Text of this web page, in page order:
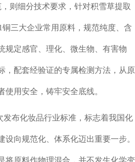
则细分技术要求，针对积雪草提取
三大企业常用原料，规范纯度、含
规定感官、理化、微生物、有害物
，配套经验证的专属检测方法，从原
用安全，铸牢安全底线。
发布化妆品行业标准，标志着我国化
设向规范化、体系化迈出重要一步。
将原料作物理混合，并不发生化学变